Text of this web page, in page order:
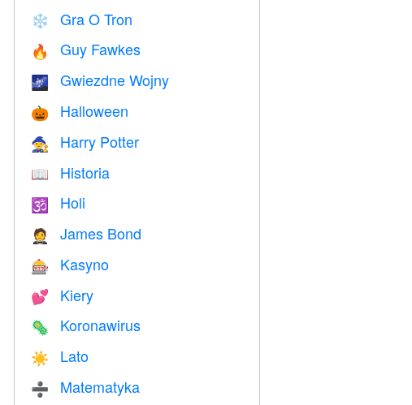
❄️ Gra O Tron
🔥 Guy Fawkes
🌌 Gwiezdne Wojny
🎃 Halloween
🧙 Harry Potter
📖 Historia
🕉 Holi
🤵 James Bond
🎰 Kasyno
💕 Kiery
🦠 Koronawirus
☀️ Lato
➗ Matematyka